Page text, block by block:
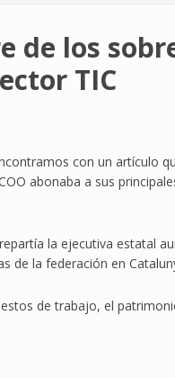
de los
TIC
con un artículo
abonaba a sus
la ejecutiva estatal
de la federación en
de trabajo, el